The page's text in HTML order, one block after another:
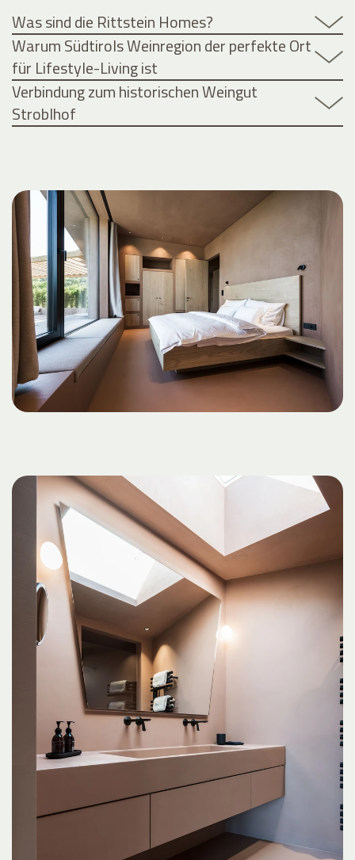
Was sind die Rittstein Homes?
Warum Südtirols Weinregion der perfekte Ort
für Lifestyle-Living ist
Verbindung zum historischen Weingut
Stroblhof